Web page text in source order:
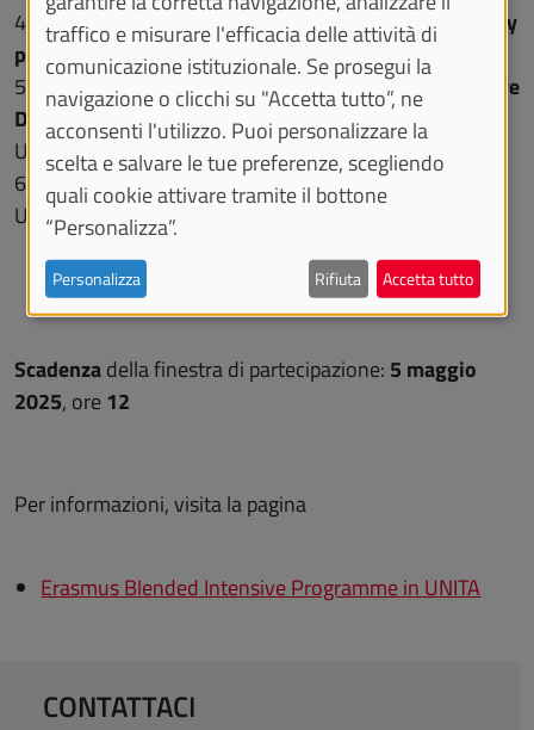
4.
Intercomprension entre lenguas romances: Teoria y
pratica (Spagna – Universidad de Zaragoza)
5.
BIP TRANSILVANIA CREATIVE CAMP 2025
Creative
Destinations and Heritage Interpretation (Romania –
University of Brasov)
6.
Sustainable energy in rural areas (Spagna –
Universidad de Zaragoza)
Scadenzadella finestra di partecipazione: 5 maggio
2025, ore12
Per informazioni, visita la pagina
Erasmus Blended Intensive Programme in UNITA
CONTATTACI
traffico e misurare l'efficacia delle attività di
comunicazione istituzionale. Se prosegui la
navigazione o clicchi su "Accetta tutto”, ne
acconsenti l'utilizzo. Puoi personalizzare la
scelta e salvare le tue preferenze, scegliendo
quali cookie attivare tramite il bottone
“Personalizza”.
Personalizza Rifiuta Accetta tutto